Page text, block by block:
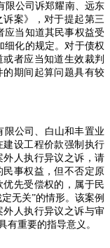
限公司诉郑耀南、远东
诉案》，对于提起第三
应当知道其民事权益受
细化的规定。对于债权
者应当知道生效裁判
期间起算问题具有较
限公司、白山和丰置业
设工程价款强制执行
人执行异议之诉，请
事权益，但不否定原
先受偿权的，属于民
无关”的情形。该案例
人执行异议之诉与审
有重要的指导意义。